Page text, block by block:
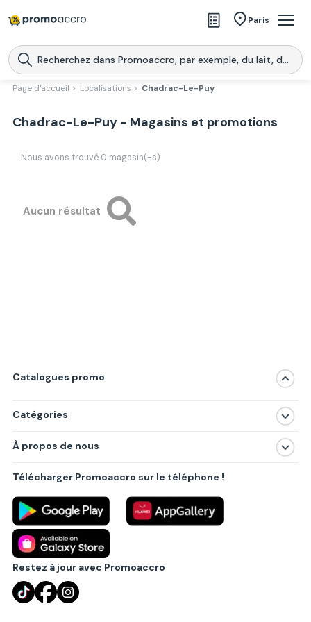
Paris
Magasins
Produits
Promoaccro
l'application
Page d'accueil > Localisations > Chadrac-Le-Puy
Chadrac-Le-Puy - Magasins et promotions
Nous avons trouvé 0 magasin(-s)
Aucun résultat
Catalogues promo
Catégories
Produits
Villes principales
À propos de nous
Politique de confidentialité
Règlements
Partenariat B2B
Blog
Contact
Télécharger Promoaccro sur le téléphone !
Restez à jour avec Promoaccro